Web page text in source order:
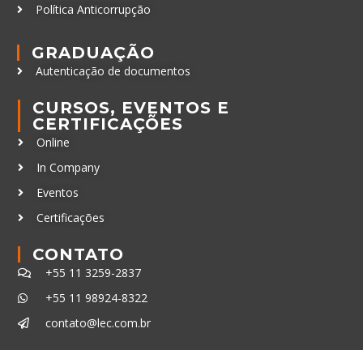
Política Anticorrupção
GRADUAÇÃO
Autenticação de documentos
CURSOS, EVENTOS E
CERTIFICAÇÕES
Online
In Company
Eventos
Certificações
CONTATO
+55 11 3259-2837
+55 11 98924-8322
contato@lec.com.br